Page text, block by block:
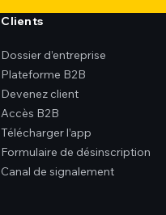
Clients
Dossier d’entreprise
Plateforme B2B
Devenez client
Accès B2B
Télécharger l’app
Formulaire de désinscription
Canal de signalement